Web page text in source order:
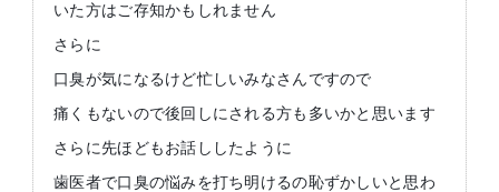
いた方はご存知かもしれません
さらに
口臭が気になるけど忙しいみなさんですので
痛くもないので後回しにされる方も多いかと思います
さらに先ほどもお話ししたように
歯医者で口臭の悩みを打ち明けるの恥ずかしいと思わ